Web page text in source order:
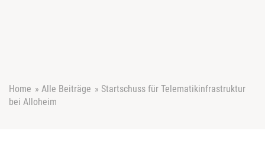
Home » Alle Beiträge » Startschuss für Telematikinfrastruktur
bei Alloheim